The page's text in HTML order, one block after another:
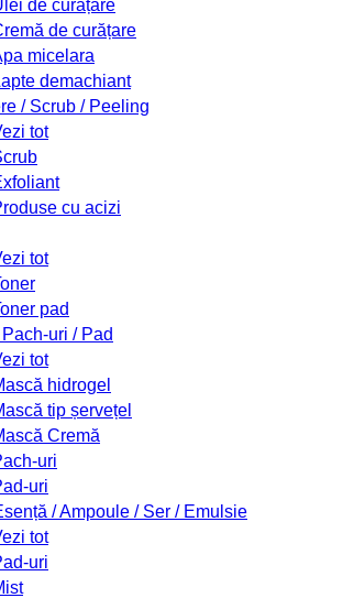
de curățare
de curățare
micelara
demachiant
/ Scrub / Peeling
tot
cu acizi
tot
pad
uri / Pad
tot
hidrogel
tip șervețel
Cremă
uri
uri
/ Ampoule / Ser / Emulsie
tot
uri